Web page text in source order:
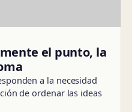
el punto, la
a la necesidad
de ordenar las ideas